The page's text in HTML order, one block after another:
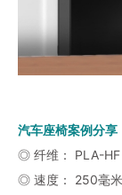
汽车座椅案例分享
◎ 纤维： PLA-HF
◎ 速度： 250毫